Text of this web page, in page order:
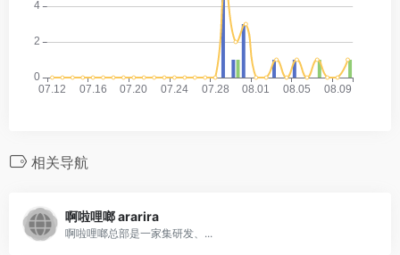
相关导航
啊啦哩啷 ararira
啊啦哩啷总部是一家集研发、...